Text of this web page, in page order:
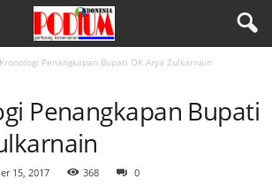
Penangkapan Bupati OK Arya Zulkarnain
Penangkapan Bupati
15, 2017 368 0